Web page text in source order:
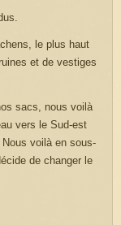
le plus haut
et de vestiges
sacs, nous voilà
vers le Sud-est
voilà en sous-
de changer le